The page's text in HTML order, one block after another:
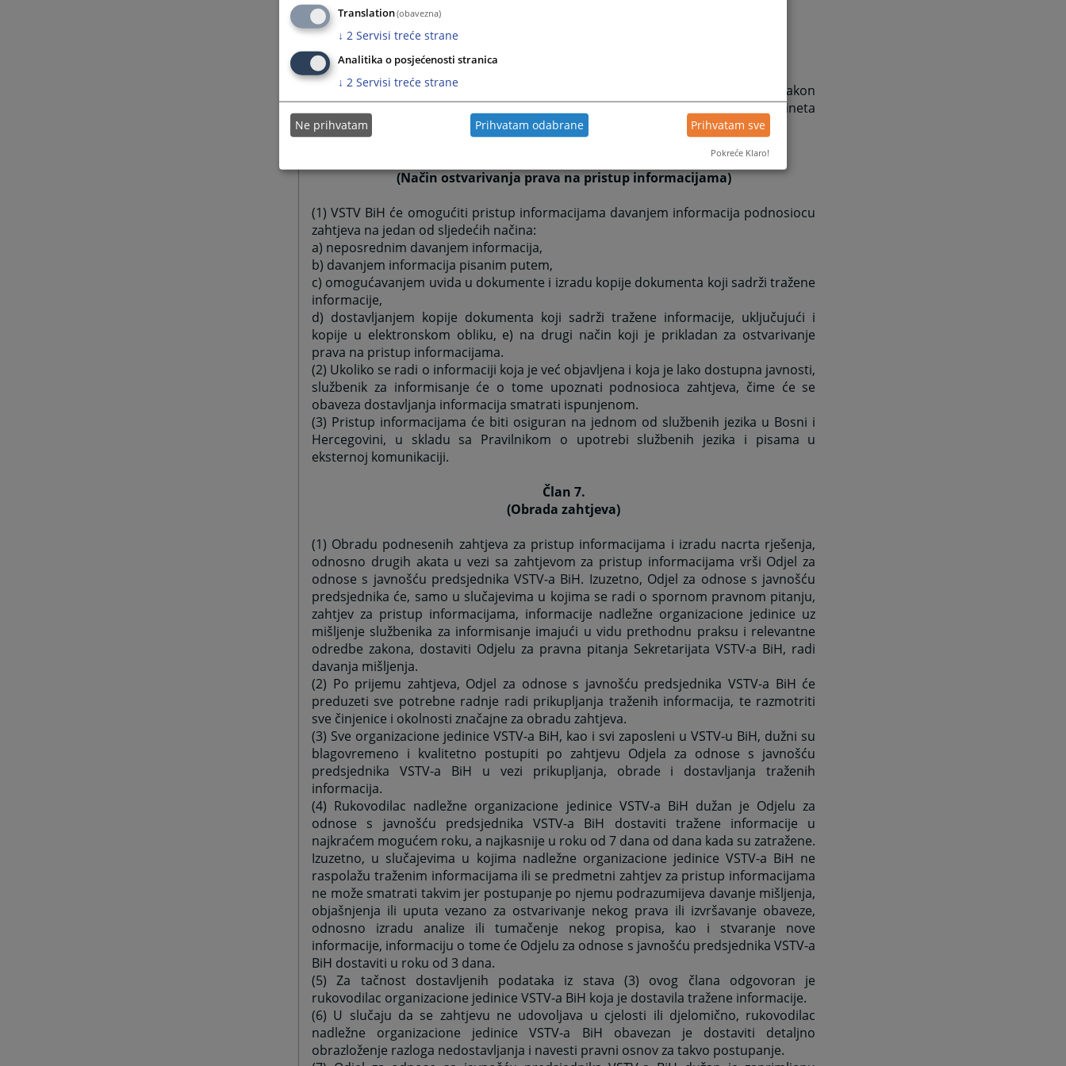
(Proslijeđivanje zahtjeva u rad)
Zaprimljeni zahtjevi za pristup informacijama će se bez odlaganja, a nakon
signiranja, dostaviti u rad službeniku za informisanje VSTV-a BiH, kao i šefu Kabineta
predsjednika VSTV-a BiH, radi informacije.
(Način ostvarivanja prava na pristup informacijama)
(1) VSTV BiH će omogućiti pristup informacijama davanjem informacija podnosiocu
zahtjeva na jedan od sljedećih načina:
a) neposrednim davanjem informacija,
b) davanjem informacija pisanim putem,
c) omogućavanjem uvida u dokumente i izradu kopije dokumenta koji sadrži tražene
informacije,
d) dostavljanjem kopije dokumenta koji sadrži tražene informacije, uključujući i
kopije u elektronskom obliku, e) na drugi način koji je prikladan za ostvarivanje
prava na pristup informacijama.
(2) Ukoliko se radi o informaciji koja je već objavljena i koja je lako dostupna javnosti,
službenik za informisanje će o tome upoznati podnosioca zahtjeva, čime će se
obaveza dostavljanja informacija smatrati ispunjenom.
(3) Pristup informacijama će biti osiguran na jednom od službenih jezika u Bosni i
Hercegovini, u skladu sa Pravilnikom o upotrebi službenih jezika i pisama u
eksternoj komunikaciji.
Član 7.
(Obrada zahtjeva)
(1) Obradu podnesenih zahtjeva za pristup informacijama i izradu nacrta rješenja,
odnosno drugih akata u vezi sa zahtjevom za pristup informacijama vrši Odjel za
odnose s javnošću predsjednika VSTV-a BiH. Izuzetno, Odjel za odnose s javnošću
predsjednika će, samo u slučajevima u kojima se radi o spornom pravnom pitanju,
zahtjev za pristup informacijama, informacije nadležne organizacione jedinice uz
mišljenje službenika za informisanje imajući u vidu prethodnu praksu i relevantne
odredbe zakona, dostaviti Odjelu za pravna pitanja Sekretarijata VSTV-a BiH, radi
davanja mišljenja.
(2) Po prijemu zahtjeva, Odjel za odnose s javnošću predsjednika VSTV-a BiH će
preduzeti sve potrebne radnje radi prikupljanja traženih informacija, te razmotriti
sve činjenice i okolnosti značajne za obradu zahtjeva.
(3) Sve organizacione jedinice VSTV-a BiH, kao i svi zaposleni u VSTV-u BiH, dužni su
blagovremeno i kvalitetno postupiti po zahtjevu Odjela za odnose s javnošću
predsjednika VSTV-a BiH u vezi prikupljanja, obrade i dostavljanja traženih
informacija.
(4) Rukovodilac nadležne organizacione jedinice VSTV-a BiH dužan je Odjelu za
odnose s javnošću predsjednika VSTV-a BiH dostaviti tražene informacije u
najkraćem mogućem roku, a najkasnije u roku od 7 dana od dana kada su zatražene.
Izuzetno, u slučajevima u kojima nadležne organizacione jedinice VSTV-a BiH ne
raspolažu traženim informacijama ili se predmetni zahtjev za pristup informacijama
ne može smatrati takvim jer postupanje po njemu podrazumijeva davanje mišljenja,
objašnjenja ili uputa vezano za ostvarivanje nekog prava ili izvršavanje obaveze,
odnosno izradu analize ili tumačenje nekog propisa, kao i stvaranje nove
informacije, informaciju o tome će Odjelu za odnose s javnošću predsjednika VSTV-a
BiH dostaviti u roku od 3 dana.
(5) Za tačnost dostavljenih podataka iz stava (3) ovog člana odgovoran je
rukovodilac organizacione jedinice VSTV-a BiH koja je dostavila tražene informacije.
(6) U slučaju da se zahtjevu ne udovoljava u cjelosti ili djelomično, rukovodilac
nadležne organizacione jedinice VSTV-a BiH obavezan je dostaviti detaljno
obrazloženje razloga nedostavljanja i navesti pravni osnov za takvo postupanje.
Translation(obavezna)
↓ 2 Servisi treće strane
Analitika o posjećenosti stranica
↓ 2 Servisi treće strane
Ne prihvatam Prihvatam odabrane Prihvatam sve
Pokreće Klaro!